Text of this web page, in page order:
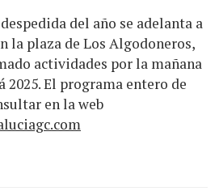
del año se adelanta a
la plaza de Los Algodoneros,
actividades por la mañana
2025. El programa entero de
en la web